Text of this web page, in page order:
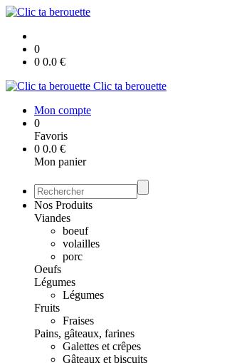
0
0 0.0 €
Clic ta berouette
Mon compte
0
Favoris
0 0.0 €
Mon panier
Nos Produits
Viandes
boeuf
volailles
porc
Oeufs
Légumes
Légumes
Fruits
Fraises
Pains, gâteaux, farines
Galettes et crêpes
Gâteaux et biscuits